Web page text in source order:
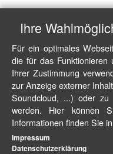
Ihre
Für ein optimales
die für das Funktionieren
Ihrer Zustimmung
zur Anzeige externer
Soundcloud, ...) oder zu
werden. Hier können
Informationen finden Sie
Impressum
Datenschutzerklärung